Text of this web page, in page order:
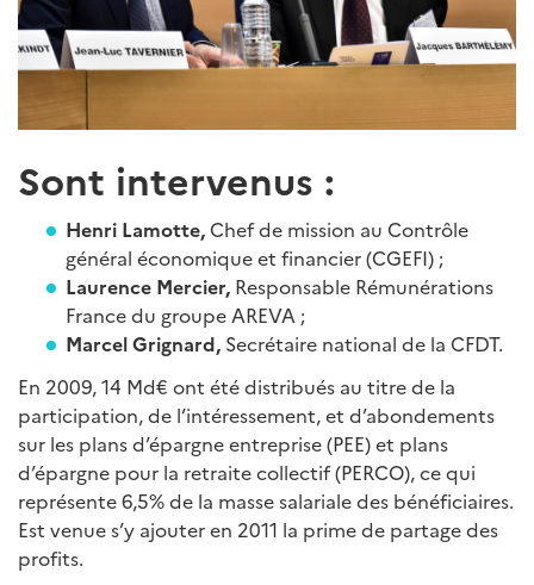
Sont intervenus :
Henri Lamotte, Chef de mission au Contrôle
général économique et financier (CGEFI) ;
Laurence Mercier, Responsable Rémunérations
France du groupe AREVA ;
Marcel Grignard, Secrétaire national de la CFDT.
En 2009, 14 Md€ ont été distribués au titre de la
participation, de l’intéressement, et d’abondements
sur les plans d’épargne entreprise (PEE) et plans
d’épargne pour la retraite collectif (PERCO), ce qui
représente 6,5% de la masse salariale des bénéficiaires.
Est venue s’y ajouter en 2011 la prime de partage des
profits.